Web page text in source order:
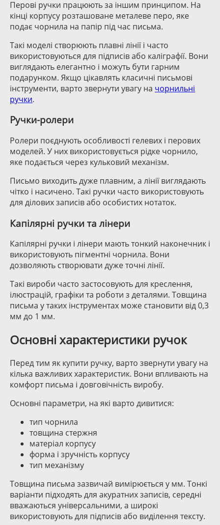
Перові ручки працюють за іншим принципом. На
кінці корпусу розташоване металеве перо, яке
подає чорнила на папір під час письма.
Такі моделі створюють плавні лінії і часто
використовуються для підписів або каліграфії. Вони
виглядають елегантно і можуть бути гарним
подарунком. Якщо цікавлять класичні письмові
інструменти, варто звернути увагу на чорнильні
ручки.
Ручки-ролери
Ролери поєднують особливості гелевих і перових
моделей. У них використовується рідке чорнило,
яке подається через кульковий механізм.
Письмо виходить дуже плавним, а лінії виглядають
чітко і насичено. Такі ручки часто використовують
для ділових записів або особистих нотаток.
Капілярні ручки та лінери
Капілярні ручки і лінери мають тонкий наконечник і
використовують пігментні чорнила. Вони
дозволяють створювати дуже точні лінії.
Такі вироби часто застосовують для креслення,
ілюстрацій, графіки та роботи з деталями. Товщина
письма у таких інструментах може становити від 0,3
мм до 1 мм.
Основні характеристики ручок
Перед тим як купити ручку, варто звернути увагу на
кілька важливих характеристик. Вони впливають на
комфорт письма і довговічність виробу.
Основні параметри, на які варто дивитися:
тип чорнила
товщина стержня
матеріал корпусу
форма і зручність корпусу
тип механізму
Товщина письма зазвичай вимірюється у мм. Тонкі
варіанти підходять для акуратних записів, середні
вважаються універсальними, а широкі
використовують для підписів або виділення тексту.